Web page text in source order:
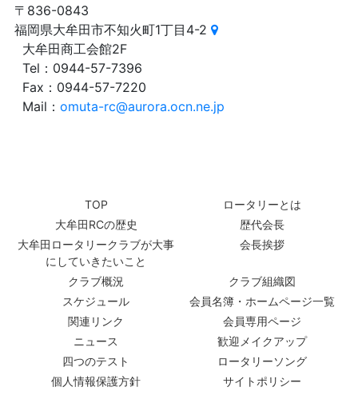
〒836-0843
福岡県大牟田市不知火町1丁目4-2
大牟田商工会館2F
Tel：0944-57-7396
Fax：0944-57-7220
Mail：omuta-rc@aurora.ocn.ne.jp
TOP
ロータリーとは
大牟田RCの歴史
歴代会長
大牟田ロータリークラブが大事
にしていきたいこと
会長挨拶
クラブ概況
クラブ組織図
スケジュール
会員名簿・ホームページ一覧
関連リンク
会員専用ページ
ニュース
歓迎メイクアップ
四つのテスト
ロータリーソング
個人情報保護方針
サイトポリシー